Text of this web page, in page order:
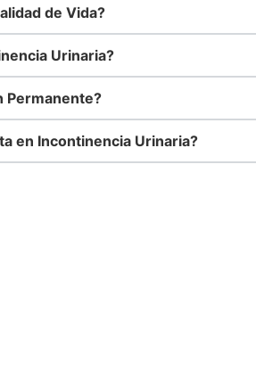
de Vida?
Urinaria?
Permanente?
en Incontinencia Urinaria?